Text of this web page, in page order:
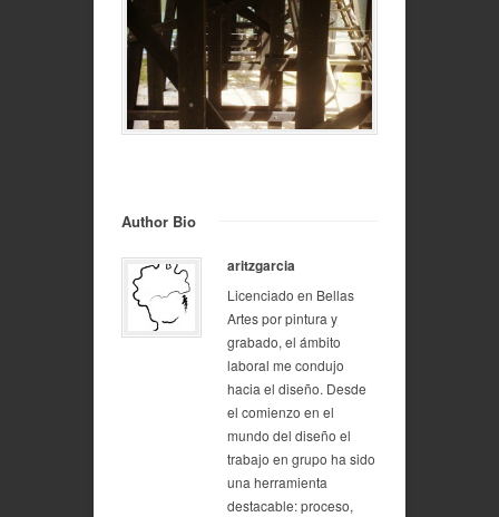
Author Bio
aritzgarcia
Licenciado en Bellas
Artes por pintura y
grabado, el ámbito
laboral me condujo
hacia el diseño. Desde
el comienzo en el
mundo del diseño el
trabajo en grupo ha sido
una herramienta
destacable: proceso,